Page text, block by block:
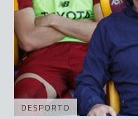
DESPORTO